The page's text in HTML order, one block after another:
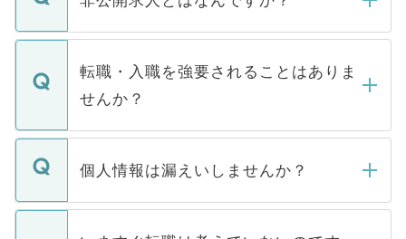
ます。通常、5営業日以内にはご連絡をせて
いただきますので、しばらくお待ちくださ
い。
マイナビDOCTORで取り扱っている求人の
うち約3割は、Webサイトからご覧いただ
けない「非公開求人」です。非公開求人は
下記の理由によって、一般には公開してい
ません。
■応募殺到を避けるため 人気のある医療機
関を公にしてしまうと、応募が殺到する場
転職・入職を強要されることはありま
せんか？
転職・入職を強要することは一切ありませ
ん。また、仮に応募先から内定をいただい
定を承諾する必要はありません。内定先へ
の辞退の連絡はキャリアパートナーが行い
個人情報は漏えいしませんか？
個人情報が漏えいすることはありませんの